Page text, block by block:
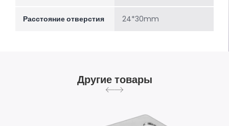
Расстояние отверстия 24*30mm
Другие товары